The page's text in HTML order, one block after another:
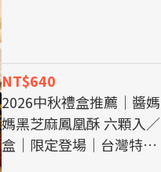
NT$640
2026中秋禮盒推薦｜醬媽
媽黑芝麻鳳凰酥 六顆入／
盒｜限定登場｜台灣特色
伴手禮｜黑芝麻鳳凰酥｜